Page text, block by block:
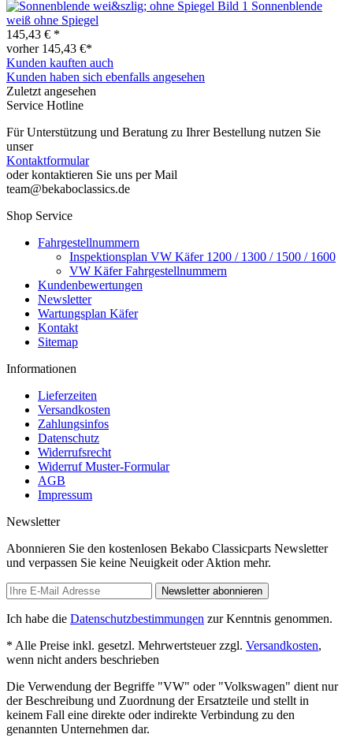
Sonnenblende
weiß ohne Spiegel
145,43 € *
vorher 145,43 €*
Kunden kauften auch
Kunden haben sich ebenfalls angesehen
Zuletzt angesehen
Service Hotline
Für Unterstützung und Beratung zu Ihrer Bestellung nutzen Sie
unser
Kontaktformular
oder kontaktieren Sie uns per Mail
team@bekaboclassics.de
Shop Service
Fahrgestellnummern
Inspektionsplan VW Käfer 1200 / 1300 / 1500 / 1600
VW Käfer Fahrgestellnummern
Kundenbewertungen
Newsletter
Wartungsplan Käfer
Kontakt
Sitemap
Informationen
Lieferzeiten
Versandkosten
Zahlungsinfos
Datenschutz
Widerrufsrecht
Widerruf Muster-Formular
AGB
Impressum
Newsletter
Abonnieren Sie den kostenlosen Bekabo Classicparts Newsletter
und verpassen Sie keine Neuigkeit oder Aktion mehr.
Newsletter abonnieren
Ich habe die Datenschutzbestimmungen zur Kenntnis genommen.
* Alle Preise inkl. gesetzl. Mehrwertsteuer zzgl. Versandkosten,
wenn nicht anders beschrieben
Die Verwendung der Begriffe "VW" oder "Volkswagen" dient nur
der Beschreibung und Zuordnung der Ersatzteile und stellt in
keinem Fall eine direkte oder indirekte Verbindung zu den
genannten Unternehmen dar.